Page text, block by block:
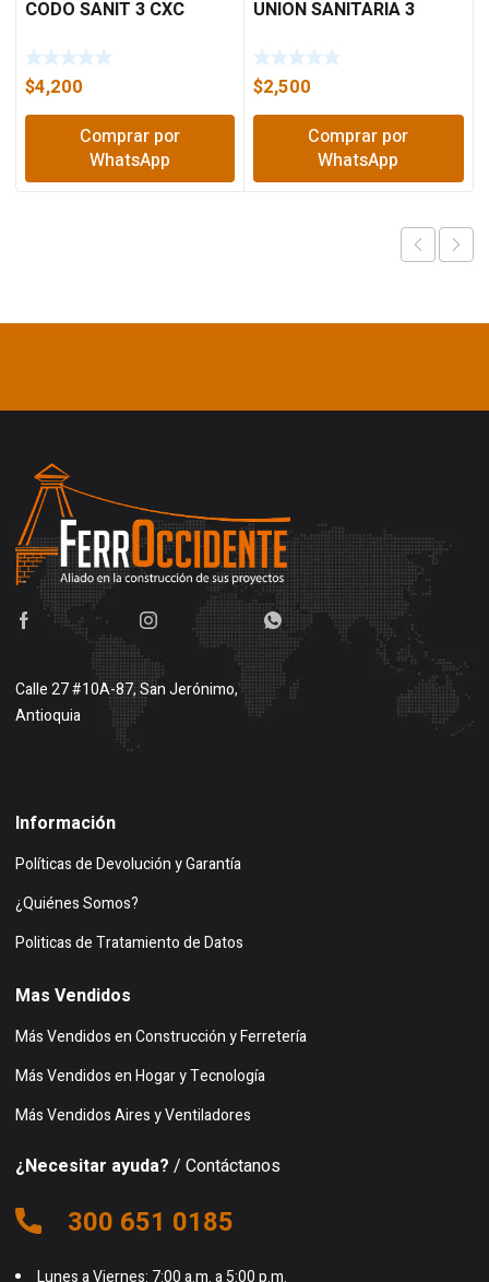
CODO SANIT 3 CXC
$4,200
Comprar por
WhatsApp
UNION SANITARIA 3
$2,500
Comprar por
WhatsApp
Calle 27 #10A-87, San Jerónimo,
Antioquia
Información
Políticas de Devolución y Garantía
¿Quiénes Somos?
Politicas de Tratamiento de Datos
Mas Vendidos
Más Vendidos en Construcción y Ferretería
Más Vendidos en Hogar y Tecnología
Más Vendidos Aires y Ventiladores
¿Necesitar ayuda? / Contáctanos
300 651 0185
Lunes a Viernes: 7:00 a.m. a 5:00 p.m.